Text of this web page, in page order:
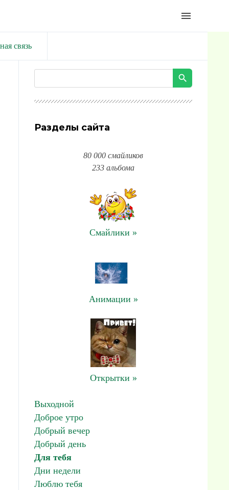
menu
связь
Разделы сайта
80 000 смайликов
233 альбома
Смайлики »
Анимации »
Открытки »
Выходной
Доброе утро
Добрый вечер
Добрый день
Для тебя
Дни недели
Люблю тебя